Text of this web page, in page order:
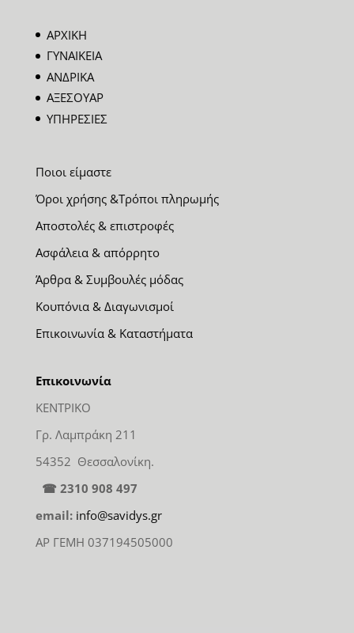
ΑΡΧΙΚΗ
ΓΥΝΑΙΚΕΙΑ
ΑΝΔΡΙΚΑ
ΑΞΕΣΟΥΑΡ
ΥΠΗΡΕΣΙΕΣ
Ποιοι είμαστε
Όροι χρήσης &Τρόποι πληρωμής
Αποστολές & επιστροφές
Ασφάλεια & απόρρητο
Άρθρα & Συμβουλές μόδας
Κουπόνια & Διαγωνισμοί
Επικοινωνία & Καταστήματα
Επικοινωνία
ΚΕΝΤΡΙΚΟ
Γρ. Λαμπράκη 211
54352 Θεσσαλονίκη.
☎ 2310 908 497
email: info@savidys.gr
ΑΡ ΓΕΜΗ 037194505000